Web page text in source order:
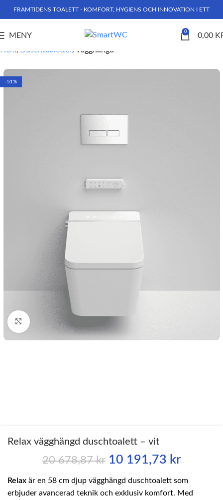
FRAMTIDENS TOALETT - KOMFORT, HYGIENS OCH INNOVATION I ETT
MENY 0 0,00
Hem Duschtoaletter Vägghängd
-51%
Klicka för att förstora
Relax vägghängd duschtoalett – vit
20 678,87kr 10 191,73 kr
Relax är en 58 cm djup vägghängd duschtoalett som
erbjuder avancerad teknik och exklusiv komfort. Med